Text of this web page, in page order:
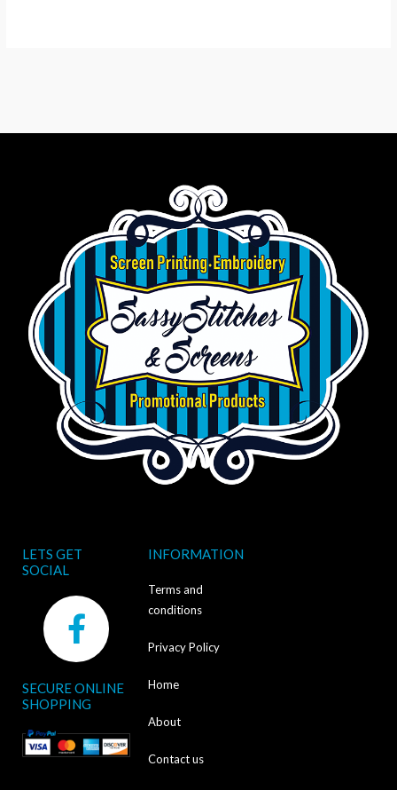
LETS GET
SOCIAL
F
a
c
e
b
o
SECURE ONLINE
SHOPPING
INFORMATION
Terms and
conditions
Privacy Policy
Home
About
Contact us